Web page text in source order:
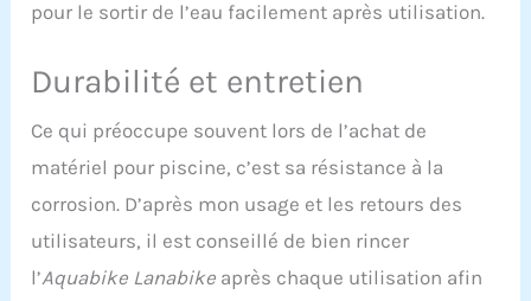
pour le sortir de l’eau facilement après utilisation.
Durabilité et entretien
Ce qui préoccupe souvent lors de l’achat de
matériel pour piscine, c’est sa résistance à la
corrosion. D’après mon usage et les retours des
utilisateurs, il est conseillé de bien rincer
l’Aquabike Lanabike après chaque utilisation afin